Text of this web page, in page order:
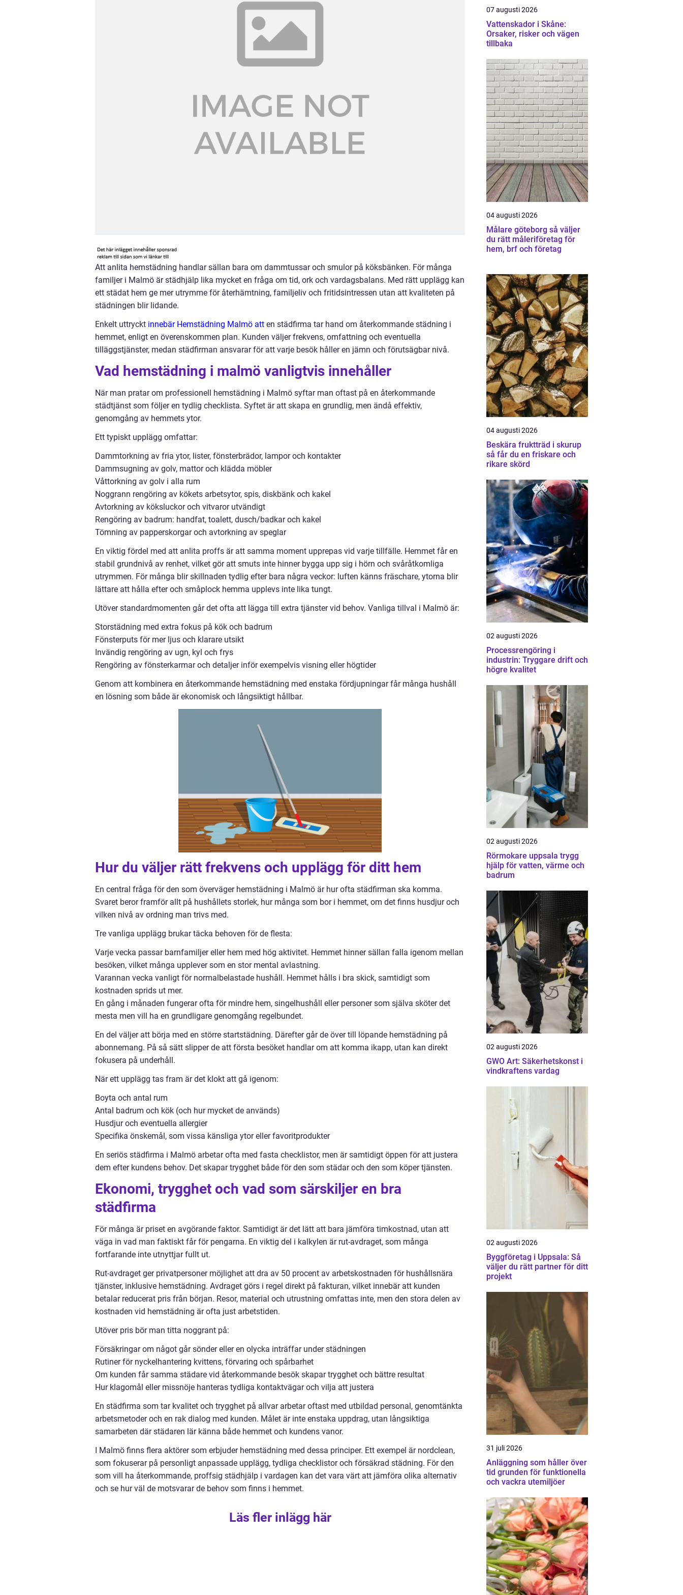
Att anlita hemstädning handlar sällan bara om dammtussar och smulor på köksbänken. För många
familjer i Malmö är städhjälp lika mycket en fråga om tid, ork och vardagsbalans. Med rätt upplägg kan
ett städat hem ge mer utrymme för återhämtning, familjeliv och fritidsintressen utan att kvaliteten på
städningen blir lidande.
Enkelt uttryckt innebär Hemstädning Malmö att en städfirma tar hand om återkommande städning i
hemmet, enligt en överenskommen plan. Kunden väljer frekvens, omfattning och eventuella
tilläggstjänster, medan städfirman ansvarar för att varje besök håller en jämn och förutsägbar nivå.
Vad hemstädning i malmö vanligtvis innehåller
När man pratar om professionell hemstädning i Malmö syftar man oftast på en återkommande
städtjänst som följer en tydlig checklista. Syftet är att skapa en grundlig, men ändå effektiv,
genomgång av hemmets ytor.
Ett typiskt upplägg omfattar:
Dammtorkning av fria ytor, lister, fönsterbrädor, lampor och kontakter
Dammsugning av golv, mattor och klädda möbler
Våttorkning av golv i alla rum
Noggrann rengöring av kökets arbetsytor, spis, diskbänk och kakel
Avtorkning av köksluckor och vitvaror utvändigt
Rengöring av badrum: handfat, toalett, dusch/badkar och kakel
Tömning av papperskorgar och avtorkning av speglar
En viktig fördel med att anlita proffs är att samma moment upprepas vid varje tillfälle. Hemmet får en
stabil grundnivå av renhet, vilket gör att smuts inte hinner bygga upp sig i hörn och svåråtkomliga
utrymmen. För många blir skillnaden tydlig efter bara några veckor: luften känns fräschare, ytorna blir
lättare att hålla efter och småplock hemma upplevs inte lika tungt.
Utöver standardmomenten går det ofta att lägga till extra tjänster vid behov. Vanliga tillval i Malmö är:
Storstädning med extra fokus på kök och badrum
Fönsterputs för mer ljus och klarare utsikt
Invändig rengöring av ugn, kyl och frys
Rengöring av fönsterkarmar och detaljer inför exempelvis visning eller högtider
Genom att kombinera en återkommande hemstädning med enstaka fördjupningar får många hushåll
en lösning som både är ekonomisk och långsiktigt hållbar.
Hur du väljer rätt frekvens och upplägg för ditt hem
En central fråga för den som överväger hemstädning i Malmö är hur ofta städfirman ska komma.
Svaret beror framför allt på hushållets storlek, hur många som bor i hemmet, om det finns husdjur och
vilken nivå av ordning man trivs med.
Tre vanliga upplägg brukar täcka behoven för de flesta:
Varje vecka passar barnfamiljer eller hem med hög aktivitet. Hemmet hinner sällan falla igenom mellan
besöken, vilket många upplever som en stor mental avlastning.
Varannan vecka vanligt för normalbelastade hushåll. Hemmet hålls i bra skick, samtidigt som
kostnaden sprids ut mer.
En gång i månaden fungerar ofta för mindre hem, singelhushåll eller personer som själva sköter det
mesta men vill ha en grundligare genomgång regelbundet.
En del väljer att börja med en större startstädning. Därefter går de över till löpande hemstädning på
abonnemang. På så sätt slipper de att första besöket handlar om att komma ikapp, utan kan direkt
fokusera på underhåll.
När ett upplägg tas fram är det klokt att gå igenom:
Boyta och antal rum
Antal badrum och kök (och hur mycket de används)
Husdjur och eventuella allergier
Specifika önskemål, som vissa känsliga ytor eller favoritprodukter
En seriös städfirma i Malmö arbetar ofta med fasta checklistor, men är samtidigt öppen för att justera
dem efter kundens behov. Det skapar trygghet både för den som städar och den som köper tjänsten.
Ekonomi, trygghet och vad som särskiljer en bra
städfirma
För många är priset en avgörande faktor. Samtidigt är det lätt att bara jämföra timkostnad, utan att
väga in vad man faktiskt får för pengarna. En viktig del i kalkylen är rut-avdraget, som många
fortfarande inte utnyttjar fullt ut.
Rut-avdraget ger privatpersoner möjlighet att dra av 50 procent av arbetskostnaden för hushållsnära
tjänster, inklusive hemstädning. Avdraget görs i regel direkt på fakturan, vilket innebär att kunden
betalar reducerat pris från början. Resor, material och utrustning omfattas inte, men den stora delen av
kostnaden vid hemstädning är ofta just arbetstiden.
Utöver pris bör man titta noggrant på:
Försäkringar om något går sönder eller en olycka inträffar under städningen
Rutiner för nyckelhantering kvittens, förvaring och spårbarhet
Om kunden får samma städare vid återkommande besök skapar trygghet och bättre resultat
Hur klagomål eller missnöje hanteras tydliga kontaktvägar och vilja att justera
En städfirma som tar kvalitet och trygghet på allvar arbetar oftast med utbildad personal, genomtänkta
arbetsmetoder och en rak dialog med kunden. Målet är inte enstaka uppdrag, utan långsiktiga
samarbeten där städaren lär känna både hemmet och kundens vanor.
I Malmö finns flera aktörer som erbjuder hemstädning med dessa principer. Ett exempel är nordclean,
som fokuserar på personligt anpassade upplägg, tydliga checklistor och försäkrad städning. För den
som vill ha återkommande, proffsig städhjälp i vardagen kan det vara värt att jämföra olika alternativ
och se hur väl de motsvarar de behov som finns i hemmet.
Läs fler inlägg här
07 augusti 2026
Vattenskador i Skåne:
Orsaker, risker och vägen
tillbaka
04 augusti 2026
Målare göteborg så väljer
du rätt måleriföretag för
hem, brf och företag
04 augusti 2026
Beskära fruktträd i skurup
så får du en friskare och
rikare skörd
02 augusti 2026
Processrengöring i
industrin: Tryggare drift och
högre kvalitet
02 augusti 2026
Rörmokare uppsala trygg
hjälp för vatten, värme och
badrum
02 augusti 2026
GWO Art: Säkerhetskonst i
vindkraftens vardag
02 augusti 2026
Byggföretag i Uppsala: Så
väljer du rätt partner för ditt
projekt
31 juli 2026
Anläggning som håller över
tid grunden för funktionella
och vackra utemiljöer